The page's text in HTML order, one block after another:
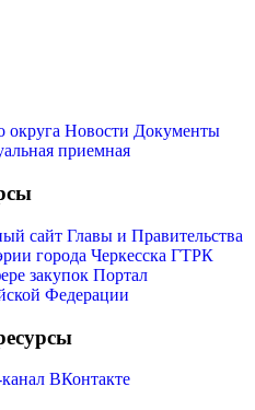
округа Новости Документы
приемная
сайт Главы и Правительства
города Черкесска ГТРК
закупок Портал
Федерации
ВКонтакте